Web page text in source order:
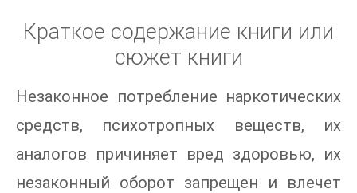
Краткое содержание книги или
сюжет книги
Незаконное потребление наркотических
средств, психотропных веществ, их
аналогов причиняет вред здоровью, их
незаконный оборот запрещен и влечет